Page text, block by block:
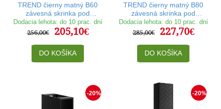
TREND čierny matný B60
závesná skrinka pod
umývadlo 60 cm
Dodacia lehota: do 10 prac. dní
256,00€
205,10€
DO KOŠÍKA
TREND čierny matný B80
závesná skrinka pod
umývadlo 80 cm
Dodacia lehota: do 10 prac. dní
285,00€
227,70€
DO KOŠÍKA
-20% -20%